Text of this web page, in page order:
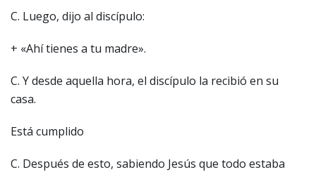
C. Luego, dijo al discípulo:
+ «Ahí tienes a tu madre».
C. Y desde aquella hora, el discípulo la recibió en su
casa.
Está cumplido
C. Después de esto, sabiendo Jesús que todo estaba